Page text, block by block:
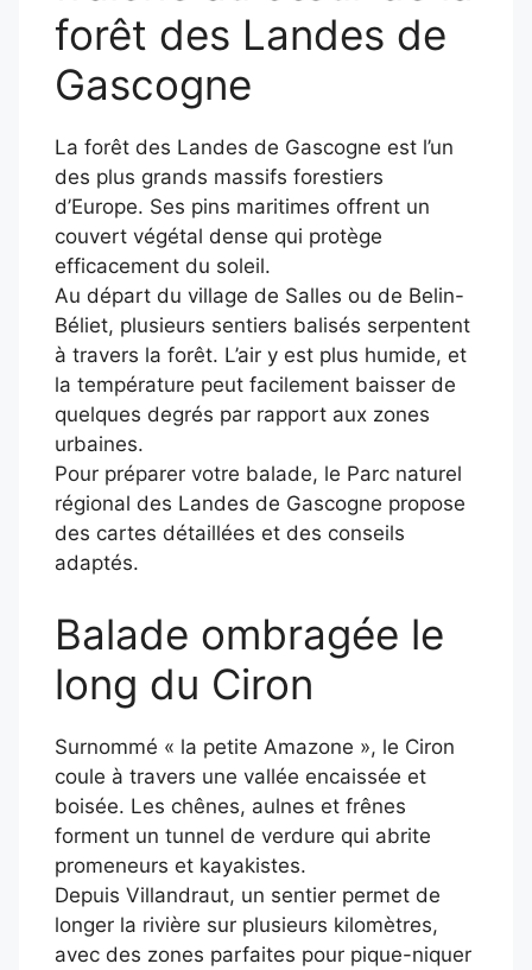
forêt des Landes de
Gascogne
La forêt des Landes de Gascogne est l’un
des plus grands massifs forestiers
d’Europe. Ses pins maritimes offrent un
couvert végétal dense qui protège
efficacement du soleil.
Au départ du village de Salles ou de Belin-
Béliet, plusieurs sentiers balisés serpentent
à travers la forêt. L’air y est plus humide, et
la température peut facilement baisser de
quelques degrés par rapport aux zones
urbaines.
Pour préparer votre balade, le Parc naturel
régional des Landes de Gascogne propose
des cartes détaillées et des conseils
adaptés.
Balade ombragée le
long du Ciron
Surnommé « la petite Amazone », le Ciron
coule à travers une vallée encaissée et
boisée. Les chênes, aulnes et frênes
forment un tunnel de verdure qui abrite
promeneurs et kayakistes.
Depuis Villandraut, un sentier permet de
longer la rivière sur plusieurs kilomètres,
avec des zones parfaites pour pique-niquer